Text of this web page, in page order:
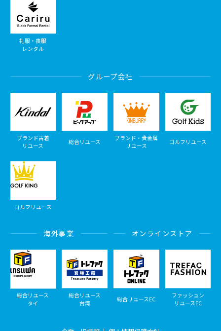
礼服・喪服
レンタル
グループ会社
ブランド古着
リユース
総合リユース
ブランド・貴金属
リユース
ゴルフリユース
ゴルフリユース
海外事業
総合リユース
タイ
総合リユース
台湾
オンラインストア
総合リユースEC
ファッション
リユースEC